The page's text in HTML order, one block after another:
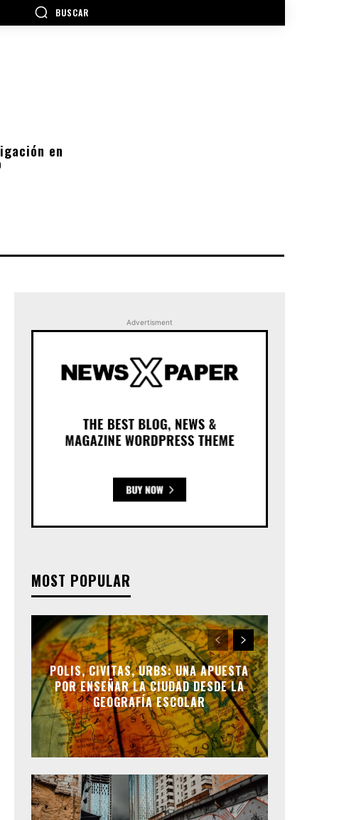
BUSCAR
en
Advertisment
MOST POPULAR
POLIS, CIVITAS, URBS: UNA APUESTA
POR ENSEÑAR LA CIUDAD DESDE LA
GEOGRAFÍA ESCOLAR